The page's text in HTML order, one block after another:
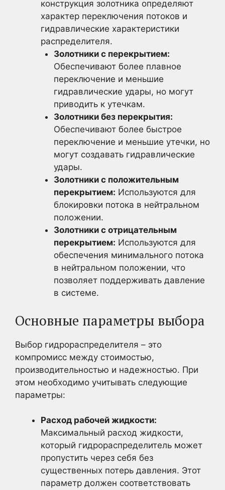
конструкция золотника определяют
характер переключения потоков и
гидравлические характеристики
распределителя.
Золотники с перекрытием:
Обеспечивают более плавное
переключение и меньшие
гидравлические удары, но могут
приводить к утечкам.
Золотники без перекрытия:
Обеспечивают более быстрое
переключение и меньшие утечки, но
могут создавать гидравлические
удары.
Золотники с положительным
перекрытием: Используются для
блокировки потока в нейтральном
положении.
Золотники с отрицательным
перекрытием: Используются для
обеспечения минимального потока
в нейтральном положении, что
позволяет поддерживать давление
в системе.
Основные параметры выбора
Выбор гидрораспределителя – это
компромисс между стоимостью,
производительностью и надежностью. При
этом необходимо учитывать следующие
параметры:
Расход рабочей жидкости:
Максимальный расход жидкости,
который гидрораспределитель может
пропустить через себя без
существенных потерь давления. Этот
параметр должен соответствовать